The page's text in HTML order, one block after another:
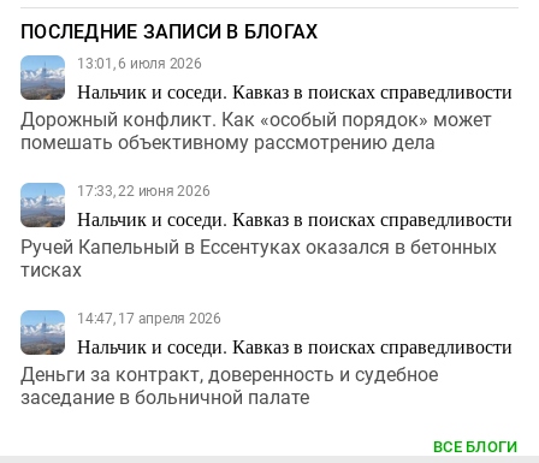
ПОСЛЕДНИЕ ЗАПИСИ В БЛОГАХ
13:01, 6 июля 2026
Нальчик и соседи. Кавказ в поисках справедливости
Дорожный конфликт. Как «особый порядок» может
помешать объективному рассмотрению дела
17:33, 22 июня 2026
Нальчик и соседи. Кавказ в поисках справедливости
Ручей Капельный в Ессентуках оказался в бетонных
тисках
14:47, 17 апреля 2026
Нальчик и соседи. Кавказ в поисках справедливости
Деньги за контракт, доверенность и судебное
заседание в больничной палате
ВСЕ БЛОГИ